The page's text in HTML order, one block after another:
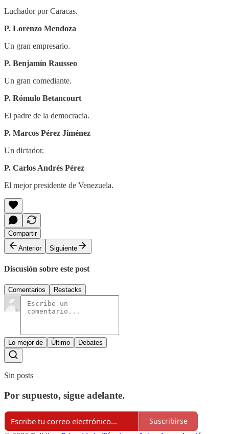
Luchador por Caracas.
P. Lorenzo Mendoza
Un gran empresario.
P. Benjamín Rausseo
Un gran comediante.
P. Rómulo Betancourt
El padre de la democracia.
P. Marcos Pérez Jiménez
Un dictador.
P. Carlos Andrés Pérez
El mejor presidente de Venezuela.
Compartir
Anterior
Siguiente
Discusión sobre este post
Comentarios Restacks
Lo mejor de Último Debates
Sin posts
Por supuesto, sigue adelante.
Suscribirse